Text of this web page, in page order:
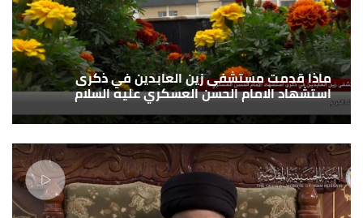
ماذا قدمت مستشفى زين العابدين في ذكرى
استشهاد الامام الحسن العسكري عليه السلام